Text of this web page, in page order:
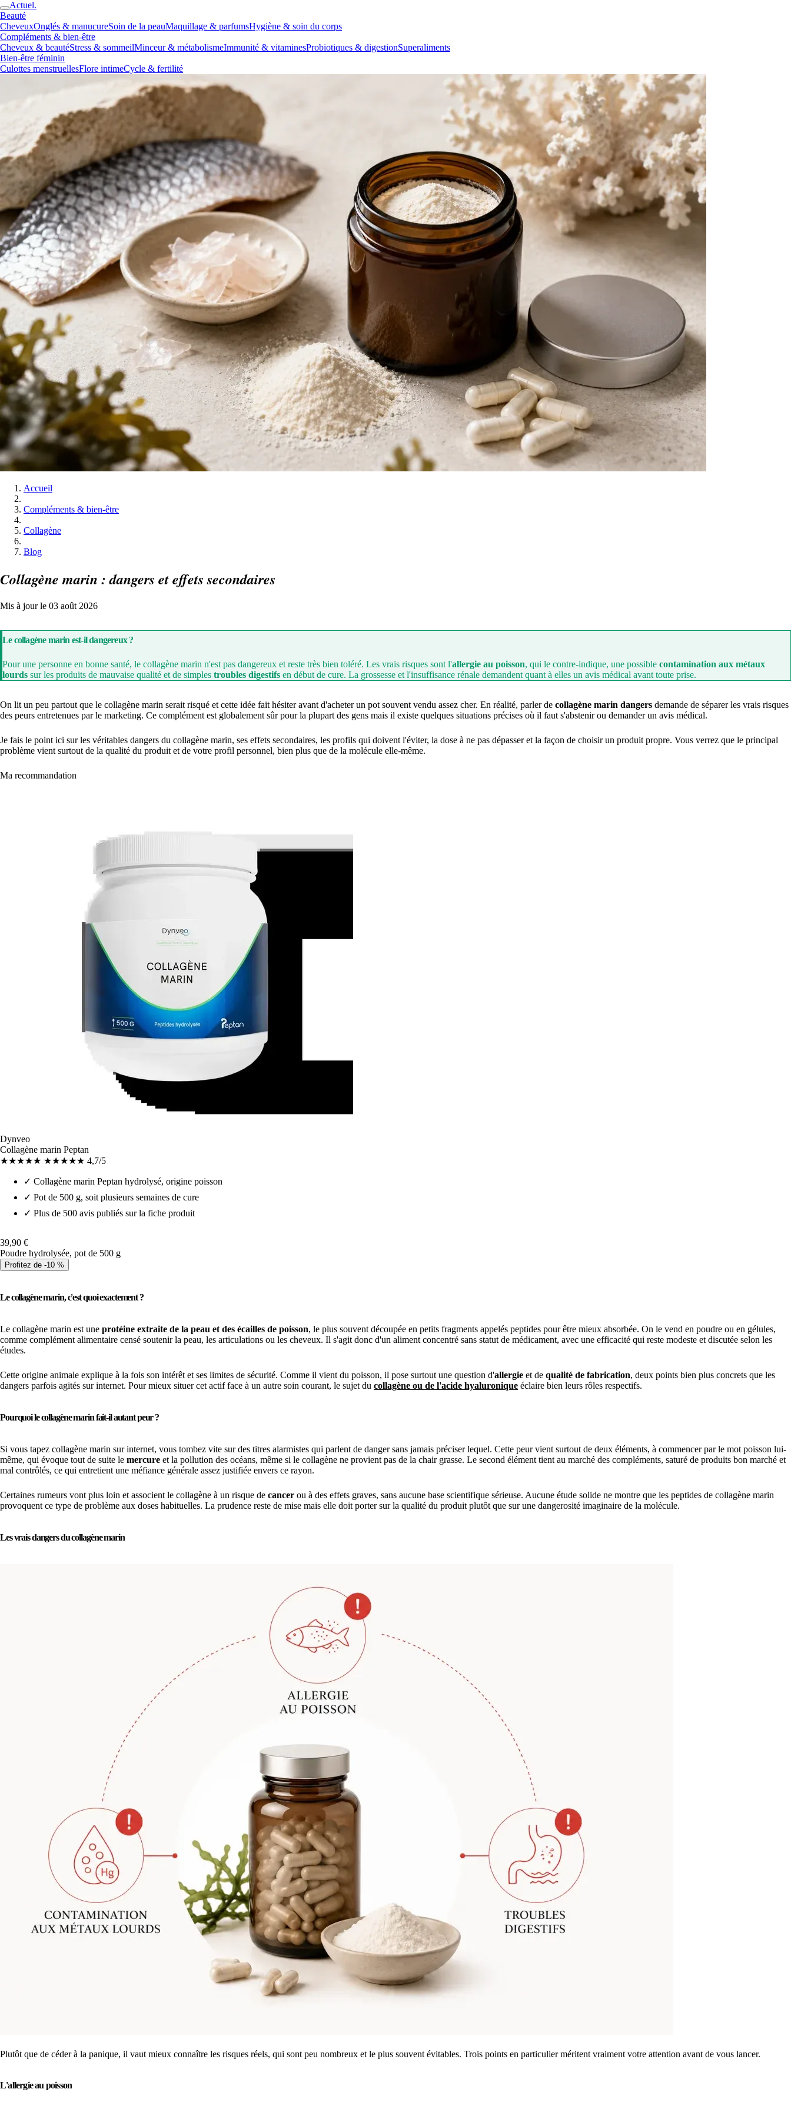
Actuel.
Beauté
CheveuxOnglés & manucureSoin de la peauMaquillage & parfumsHygiène & soin du corps
Compléments & bien-être
Cheveux & beautéStress & sommeilMinceur & métabolismeImmunité & vitaminesProbiotiques & digestionSuperaliments
Bien-être féminin
Culottes menstruellesFlore intimeCycle & fertilité
Accueil
Compléments & bien-être
Collagène
Blog
Collagène marin : dangers et effets secondaires
Mis à jour le 03 août 2026
Le collagène marin est-il dangereux ?
Pour une personne en bonne santé, le collagène marin n'est pas dangereux et reste très bien toléré. Les vrais risques sont l'allergie au poisson, qui le contre-indique, une possible contamination aux métaux
lourds sur les produits de mauvaise qualité et de simples troubles digestifs en début de cure. La grossesse et l'insuffisance rénale demandent quant à elles un avis médical avant toute prise.
On lit un peu partout que le collagène marin serait risqué et cette idée fait hésiter avant d'acheter un pot souvent vendu assez cher. En réalité, parler de collagène marin dangers demande de séparer les vrais risques
des peurs entretenues par le marketing. Ce complément est globalement sûr pour la plupart des gens mais il existe quelques situations précises où il faut s'abstenir ou demander un avis médical.
Je fais le point ici sur les véritables dangers du collagène marin, ses effets secondaires, les profils qui doivent l'éviter, la dose à ne pas dépasser et la façon de choisir un produit propre. Vous verrez que le principal
problème vient surtout de la qualité du produit et de votre profil personnel, bien plus que de la molécule elle-même.
Ma recommandation
Dynveo
Collagène marin Peptan
★★★★★ ★★★★★ 4,7/5
✓ Collagène marin Peptan hydrolysé, origine poisson
✓ Pot de 500 g, soit plusieurs semaines de cure
✓ Plus de 500 avis publiés sur la fiche produit
39,90 €
Poudre hydrolysée, pot de 500 g
Profitez de -10 %
Le collagène marin, c'est quoi exactement ?
Le collagène marin est une protéine extraite de la peau et des écailles de poisson, le plus souvent découpée en petits fragments appelés peptides pour être mieux absorbée. On le vend en poudre ou en gélules,
comme complément alimentaire censé soutenir la peau, les articulations ou les cheveux. Il s'agit donc d'un aliment concentré sans statut de médicament, avec une efficacité qui reste modeste et discutée selon les
études.
Cette origine animale explique à la fois son intérêt et ses limites de sécurité. Comme il vient du poisson, il pose surtout une question d'allergie et de qualité de fabrication, deux points bien plus concrets que les
dangers parfois agités sur internet. Pour mieux situer cet actif face à un autre soin courant, le sujet du collagène ou de l'acide hyaluronique éclaire bien leurs rôles respectifs.
Pourquoi le collagène marin fait-il autant peur ?
Si vous tapez collagène marin sur internet, vous tombez vite sur des titres alarmistes qui parlent de danger sans jamais préciser lequel. Cette peur vient surtout de deux éléments, à commencer par le mot poisson lui-
même, qui évoque tout de suite le mercure et la pollution des océans, même si le collagène ne provient pas de la chair grasse. Le second élément tient au marché des compléments, saturé de produits bon marché et
mal contrôlés, ce qui entretient une méfiance générale assez justifiée envers ce rayon.
Certaines rumeurs vont plus loin et associent le collagène à un risque de cancer ou à des effets graves, sans aucune base scientifique sérieuse. Aucune étude solide ne montre que les peptides de collagène marin
provoquent ce type de problème aux doses habituelles. La prudence reste de mise mais elle doit porter sur la qualité du produit plutôt que sur une dangerosité imaginaire de la molécule.
Les vrais dangers du collagène marin
Plutôt que de céder à la panique, il vaut mieux connaître les risques réels, qui sont peu nombreux et le plus souvent évitables. Trois points en particulier méritent vraiment votre attention avant de vous lancer.
L'allergie au poisson